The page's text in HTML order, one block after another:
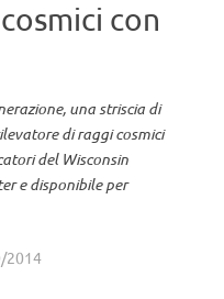
con
una striscia di
di raggi cosmici
del Wisconsin
e disponibile per
2014